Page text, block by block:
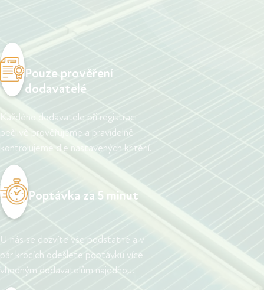
Pouze prověření
dodavatelé
Každého dodavatele při registraci
pečlivě prověřujeme a pravidelně
kontrolujeme dle nastavených kritérií.
Poptávka za 5 minut
U nás se dozvíte vše podstatné a v
pár krocích odešlete poptávku více
vhodným dodavatelům najednou.